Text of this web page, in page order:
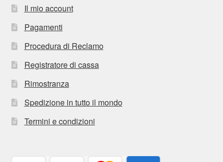
Il mio account
Pagamenti
Procedura di Reclamo
Registratore di cassa
Rimostranza
Spedizione in tutto il mondo
Termini e condizioni